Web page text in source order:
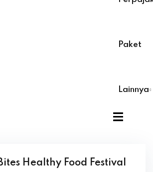
Paket
Lainnya
Healthy Food Festival